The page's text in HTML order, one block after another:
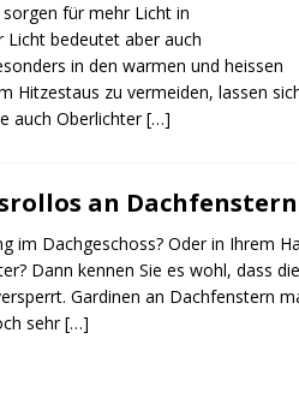
für mehr Licht in
Licht bedeutet aber auch
in den warmen und heissen
Hitzestaus zu vermeiden, lassen
auch Oberlichter[…]
an Dachfenstern
im Dachgeschoss? Oder in Ihrem
Dann kennen Sie es wohl, dass die
Gardinen an Dachfenstern
sehr[…]